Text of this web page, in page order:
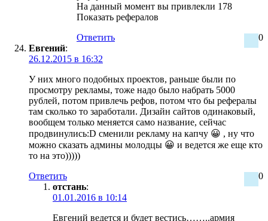
На данный момент вы привлекли 178
Показать рефералов
0
Ответить
Евгений:
26.12.2015 в 16:32
У них много подобных проектов, раньше были по
просмотру рекламы, тоже надо было набрать 5000
рублей, потом привлечь рефов, потом что бы рефералы
там сколько то заработали. Дизайн сайтов одинаковый,
вообщем только меняется само название, сейчас
продвинулись:D сменили рекламу на капчу 😀 , ну что
можно сказать админы молодцы 😀 и ведется же еще кто
то на это)))))
0
Ответить
отстань:
01.01.2016 в 10:14
Евгений ведется и будет вестись……..армия